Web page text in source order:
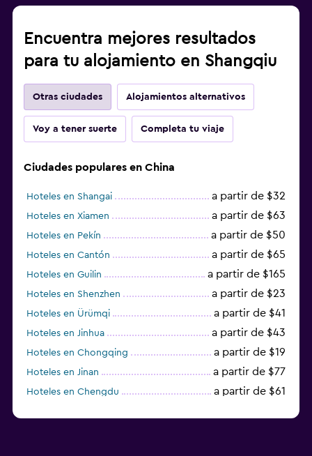
Encuentra mejores resultados
para tu alojamiento en Shangqiu
Otras ciudades Alojamientos alternativos
Voy a tener suerte Completa tu viaje
Ciudades populares en China
Hoteles en Shangai a partir de $32
Hoteles en Xiamen a partir de $63
Hoteles en Pekín a partir de $50
Hoteles en Cantón a partir de $65
Hoteles en Guilin a partir de $165
Hoteles en Shenzhen a partir de $23
Hoteles en Ürümqi a partir de $41
Hoteles en Jinhua a partir de $43
Hoteles en Chongqing a partir de $19
Hoteles en Jinan a partir de $77
Hoteles en Chengdu a partir de $61